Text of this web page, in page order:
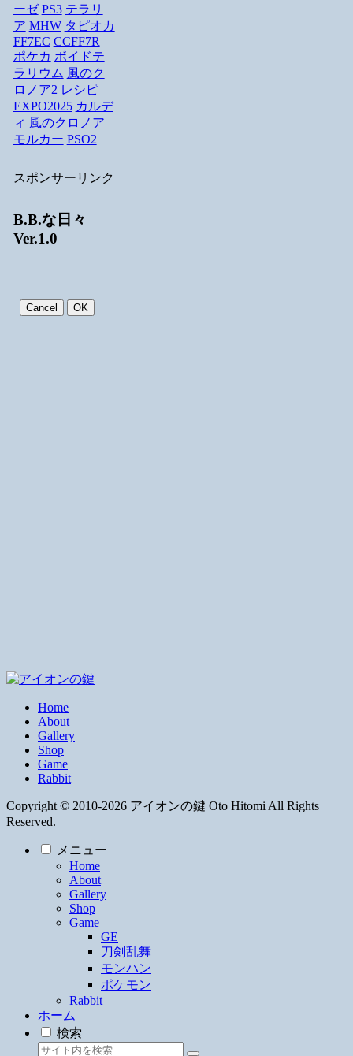
ーゼ PS3 テラリ
ア MHW タピオカ
FF7EC CCFF7R
ポケカ ボイドテ
ラリウム 風のク
ロノア2 レシピ
EXPO2025 カルデ
ィ 風のクロノア
モルカー PSO2
スポンサーリンク
B.B.な日々
Ver.1.0
Home
About
Gallery
Shop
Game
Rabbit
Copyright © 2010-2026 アイオンの鍵 Oto Hitomi All Rights
Reserved.
メニュー
Home
About
Gallery
Shop
Game
GE
刀剣乱舞
モンハン
ポケモン
Rabbit
ホーム
検索